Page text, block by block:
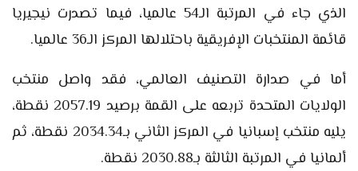
الذي جاء في المرتبة الـ54 عالميا، فيما تصدرت نيجيريا
قائمة المنتخبات الإفريقية باحتلالها المركز الـ36 عالميا.
أما في صدارة التصنيف العالمي، فقد واصل منتخب
الولايات المتحدة تربعه على القمة برصيد 2057.19 نقطة،
يليه منتخب إسبانيا في المركز الثاني بـ2034.34 نقطة، ثم
ألمانيا في المرتبة الثالثة بـ2030.88 نقطة.